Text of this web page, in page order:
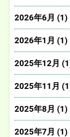
2026年6月 (1)
2026年1月 (1)
2025年12月
2025年11月
2025年8月 (1)
2025年7月 (1)